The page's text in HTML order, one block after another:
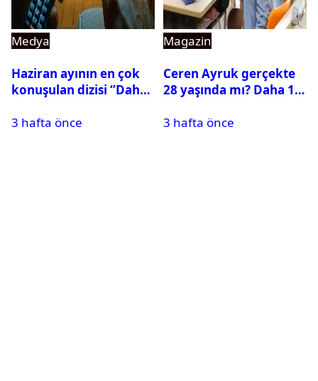
Medya
Haziran ayının en çok
konuşulan dizisi ‘’Daha
3 hafta önce
Magazin
Ceren Ayruk gerçekte
28 yaşında mı? Daha 17
3 hafta önce